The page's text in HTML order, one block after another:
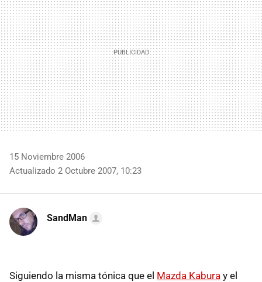
15 Noviembre 2006
Actualizado 2 Octubre 2007, 10:23
SandMan
Siguiendo la misma tónica que el Mazda Kabura y el